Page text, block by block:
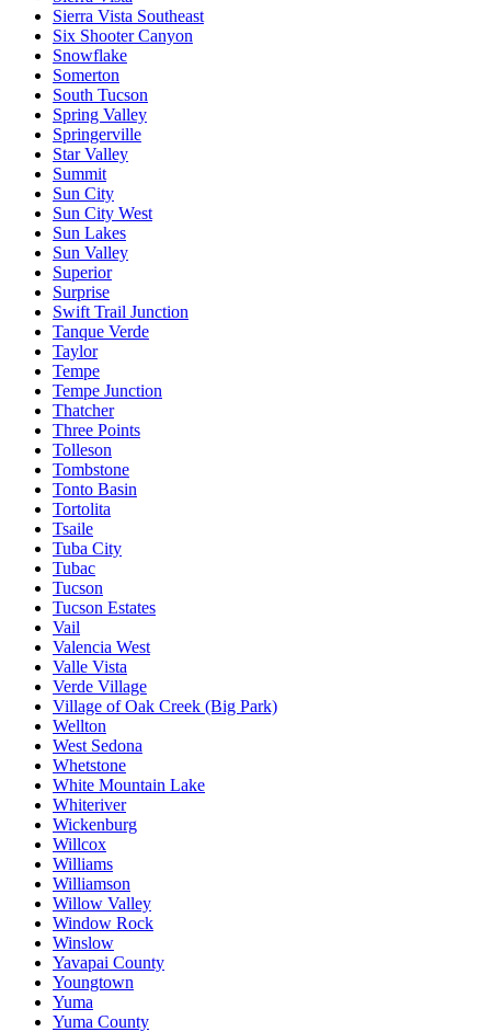
Sierra Vista Southeast
Six Shooter Canyon
Snowflake
Somerton
South Tucson
Spring Valley
Springerville
Star Valley
Summit
Sun City
Sun City West
Sun Lakes
Sun Valley
Superior
Surprise
Swift Trail Junction
Tanque Verde
Taylor
Tempe
Tempe Junction
Thatcher
Three Points
Tolleson
Tombstone
Tonto Basin
Tortolita
Tsaile
Tuba City
Tubac
Tucson
Tucson Estates
Vail
Valencia West
Valle Vista
Verde Village
Village of Oak Creek (Big Park)
Wellton
West Sedona
Whetstone
White Mountain Lake
Whiteriver
Wickenburg
Willcox
Williams
Williamson
Willow Valley
Window Rock
Winslow
Yavapai County
Youngtown
Yuma
Yuma County